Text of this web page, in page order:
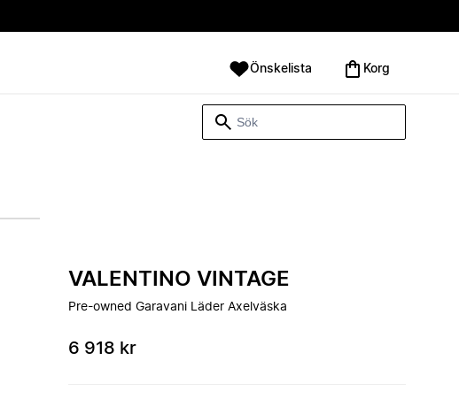
Önskelista Korg
VALENTINO VINTAGE
Pre-owned Garavani Läder Axelväska
6 918 kr